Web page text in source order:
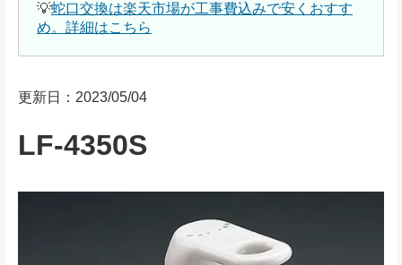
💡蛇口交換は楽天市場が工事費込みで安くおすす
め。詳細はこちら
更新日：2023/05/04
LF-4350S